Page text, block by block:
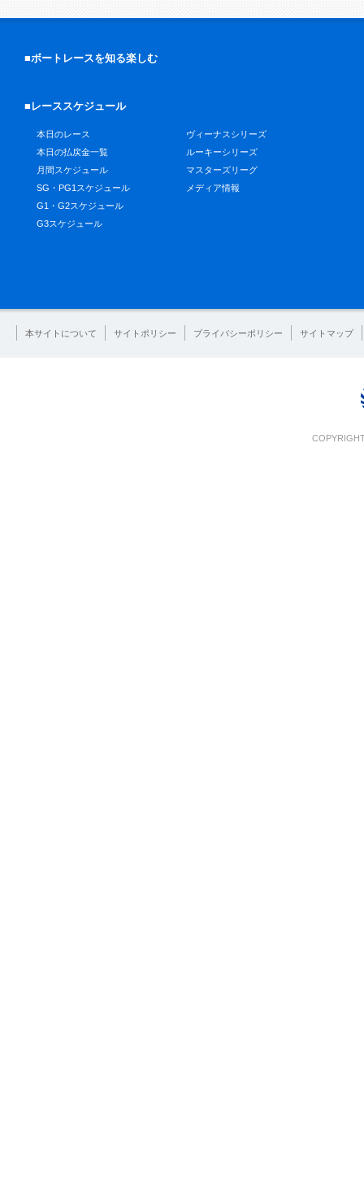
■ボートレースを知る楽しむ
■レーススケジュール
本日のレース
本日の払戻金一覧
月間スケジュール
SG・PG1スケジュール
G1・G2スケジュール
G3スケジュール
ヴィーナスシリーズ
ルーキーシリーズ
マスターズリーグ
メディア情報
本サイトについて サイトポリシー プライバシーポリシー サイトマップ